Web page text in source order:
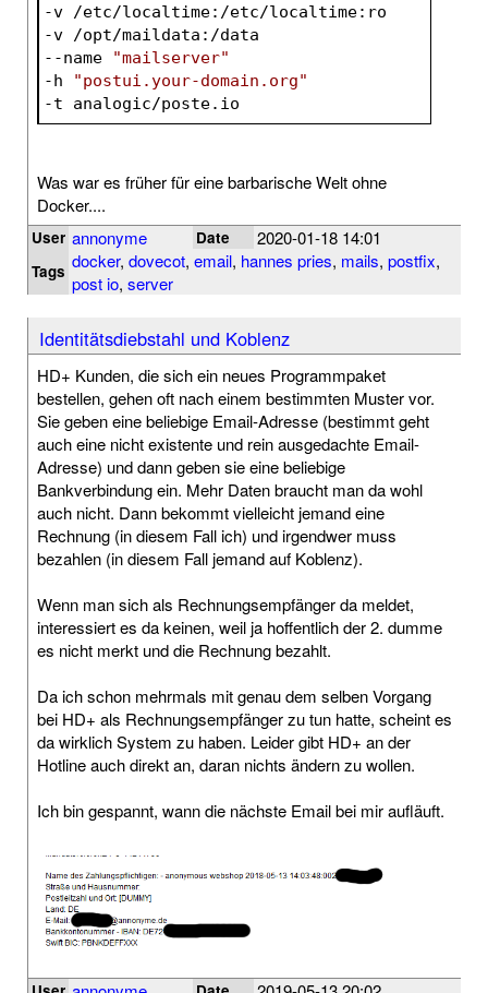
-v /etc/localtime:/etc/localtime:ro
-v /opt/maildata:/data
--name
"mailserver"
-h
"postui.your-domain.org"
-t analogic/poste.io
Was war es früher für eine barbarische Welt ohne
Docker....
User annonyme Date 2020-01-18 14:01
Tags docker, dovecot, email, hannes pries, mails, postfix,
post io, server
Identitätsdiebstahl und Koblenz
HD+ Kunden, die sich ein neues Programmpaket
bestellen, gehen oft nach einem bestimmten Muster vor.
Sie geben eine beliebige Email-Adresse (bestimmt geht
auch eine nicht existente und rein ausgedachte Email-
Adresse) und dann geben sie eine beliebige
Bankverbindung ein. Mehr Daten braucht man da wohl
auch nicht. Dann bekommt vielleicht jemand eine
Rechnung (in diesem Fall ich) und irgendwer muss
bezahlen (in diesem Fall jemand auf Koblenz).
Wenn man sich als Rechnungsempfänger da meldet,
interessiert es da keinen, weil ja hoffentlich der 2. dumme
es nicht merkt und die Rechnung bezahlt.
Da ich schon mehrmals mit genau dem selben Vorgang
bei HD+ als Rechnungsempfänger zu tun hatte, scheint es
da wirklich System zu haben. Leider gibt HD+ an der
Hotline auch direkt an, daran nichts ändern zu wollen.
Ich bin gespannt, wann die nächste Email bei mir aufläuft.